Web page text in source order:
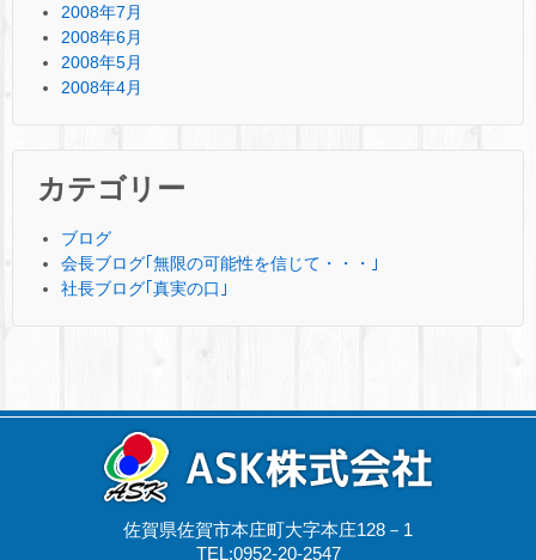
2008年7月
2008年6月
2008年5月
2008年4月
カテゴリー
ブログ
会長ブログ｢無限の可能性を信じて・・・｣
社長ブログ｢真実の口｣
佐賀県佐賀市本庄町大字本庄128－1
TEL:0952-20-2547